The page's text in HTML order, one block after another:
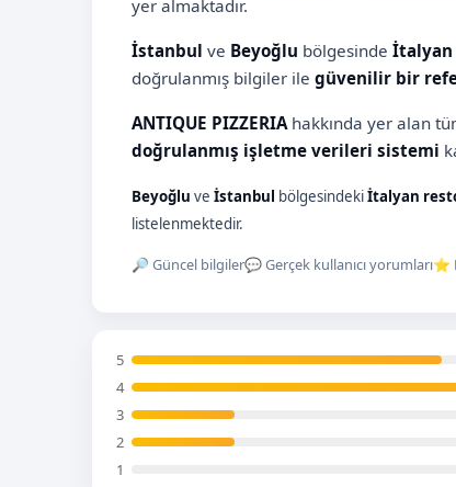
yer almaktadır.
İstanbul ve Beyoğlu bölgesinde İtalyan
doğrulanmış bilgiler ile güvenilir bir
ANTIQUE PIZZERIA hakkında yer alan
doğrulanmış işletme verileri sistemi
Beyoğlu ve İstanbul bölgesindekiİtalyan
listelenmektedir.
🔎 Güncel bilgiler💬 Gerçek kullanıcı yorumları⭐
5
4
3
2
1